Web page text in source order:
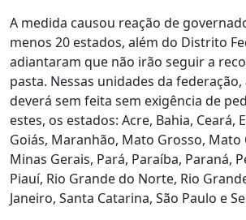
A medida causou reação de
menos 20 estados, além do Distrito
adiantaram que não irão seguir a
pasta. Nessas unidades da federação,
deverá sem feita sem exigência de
estes, os estados: Acre, Bahia, Ceará,
Goiás, Maranhão, Mato Grosso, Mato
Minas Gerais, Pará, Paraíba, Paraná,
Piauí, Rio Grande do Norte, Rio
Janeiro, Santa Catarina, São Paulo e